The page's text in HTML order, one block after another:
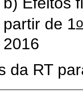
partir de 1o
2016
da RT